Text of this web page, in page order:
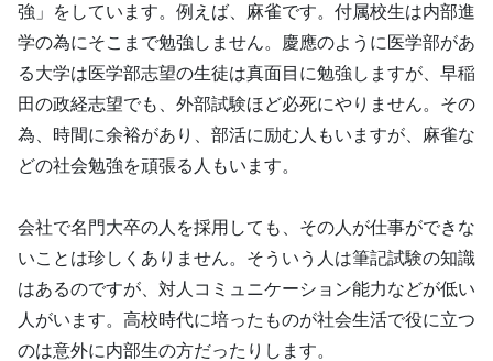
強」をしています。例えば、麻雀です。付属校生は内部進
学の為にそこまで勉強しません。慶應のように医学部があ
る大学は医学部志望の生徒は真面目に勉強しますが、早稲
田の政経志望でも、外部試験ほど必死にやりません。その
為、時間に余裕があり、部活に励む人もいますが、麻雀な
どの社会勉強を頑張る人もいます。
会社で名門大卒の人を採用しても、その人が仕事ができな
いことは珍しくありません。そういう人は筆記試験の知識
はあるのですが、対人コミュニケーション能力などが低い
人がいます。高校時代に培ったものが社会生活で役に立つ
のは意外に内部生の方だったりします。